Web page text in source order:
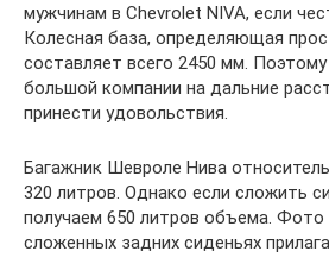
мужчинам в Chevrolet NIVA, если
Колесная база, определяющая
составляет всего 2450 мм.
большой компании на дальние
принести удовольствия.
Багажник Шевроле Нива
320 литров. Однако если сложить
получаем 650 литров объема. Фото
сложенных задних сиденьях